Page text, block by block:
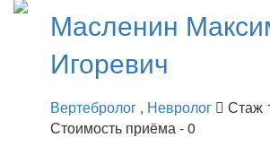
Масленин
Игоревич
Вертебролог , Невролог
Стаж
Стоимость приёма - 0